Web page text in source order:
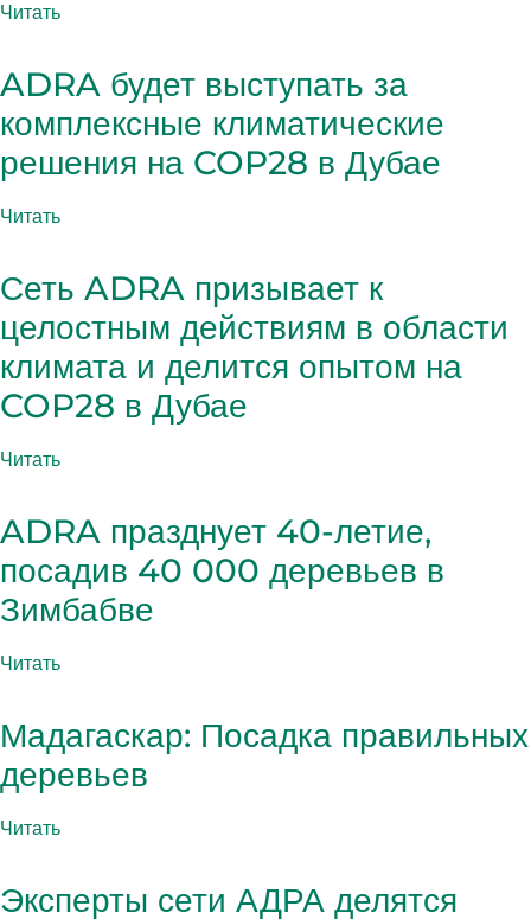
Читать
ADRA будет выступать за
комплексные климатические
решения на COP28 в Дубае
Читать
Сеть ADRA призывает к
целостным действиям в области
климата и делится опытом на
COP28 в Дубае
Читать
ADRA празднует 40-летие,
посадив 40 000 деревьев в
Зимбабве
Читать
Мадагаскар: Посадка правильных
деревьев
Читать
Эксперты сети АДРА делятся